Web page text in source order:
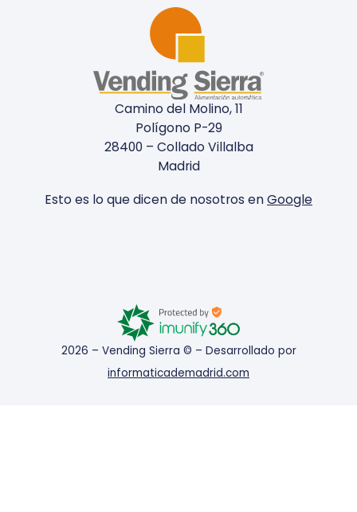
Camino del Molino, 11
Polígono P-29
28400 – Collado Villalba
Madrid
Esto es lo que dicen de nosotros enGoogle
2026 – Vending Sierra © – Desarrollado por
informaticademadrid.com